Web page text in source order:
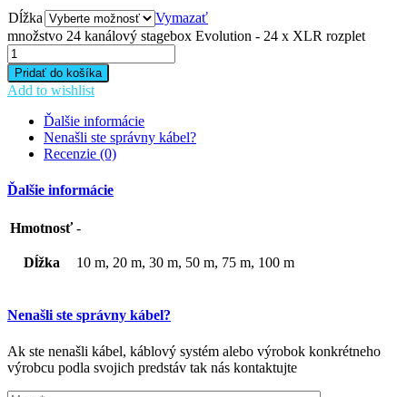
Dĺžka
Vymazať
množstvo 24 kanálový stagebox Evolution - 24 x XLR rozplet
Pridať do košíka
Add to wishlist
Ďalšie informácie
Nenašli ste správny kábel?
Recenzie (0)
Ďalšie informácie
Hmotnosť -
Dĺžka 10 m, 20 m, 30 m, 50 m, 75 m, 100 m
Nenašli ste správny kábel?
Ak ste nenašli kábel, káblový systém alebo výrobok konkrétneho
výrobcu podla svojich predstáv tak nás kontaktujte